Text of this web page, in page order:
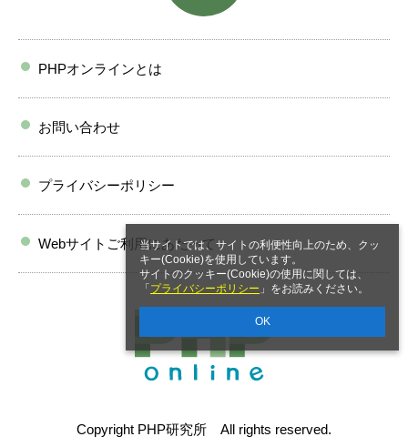
当サイトでは、サイトの利便性向上のため、クッ
キー(Cookie)を使用しています。
サイトのクッキー(Cookie)の使用に関しては、
「 プライバシーポリシー 」をお読みください。
OK
PHPオンラインとは
お問い合わせ
プライバシーポリシー
Webサイトご利用にあたって
Copyright PHP研究所 All rights reserved.